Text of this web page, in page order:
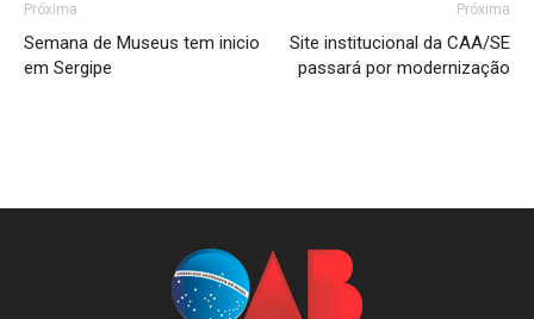
Próxima
Semana de Museus tem inicio
em Sergipe
Próxima
Site institucional da CAA/SE
passará por modernização